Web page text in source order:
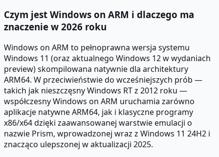
Czym jest Windows on ARM i dlaczego ma
znaczenie w 2026 roku
Windows on ARM to pełnoprawna wersja systemu
Windows 11 (oraz aktualnego Windows 12 w wydaniach
preview) skompilowana natywnie dla architektury
ARM64. W przeciwieństwie do wcześniejszych prób —
takich jak nieszczęsny Windows RT z 2012 roku —
współczesny Windows on ARM uruchamia zarówno
aplikacje natywne ARM64, jak i klasyczne programy
x86/x64 dzięki zaawansowanej warstwie emulacji o
nazwie Prism, wprowadzonej wraz z Windows 11 24H2 i
znacząco ulepszonej w aktualizacji 2025.